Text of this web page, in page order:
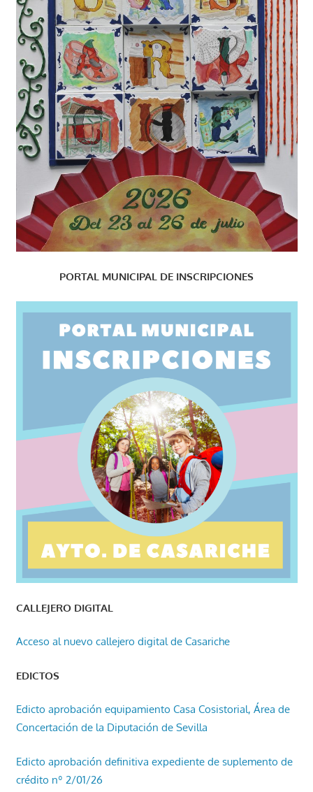
PORTAL MUNICIPAL DE INSCRIPCIONES
CALLEJERO DIGITAL
Acceso al nuevo callejero digital de Casariche
EDICTOS
Edicto aprobación equipamiento Casa Cosistorial, Área de
Concertación de la Diputación de Sevilla
Edicto aprobación definitiva expediente de suplemento de
crédito nº 2/01/26